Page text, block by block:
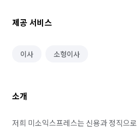
제공 서비스
이사 소형이사
소개
저희 미소익스프레스는 신용과 정직으